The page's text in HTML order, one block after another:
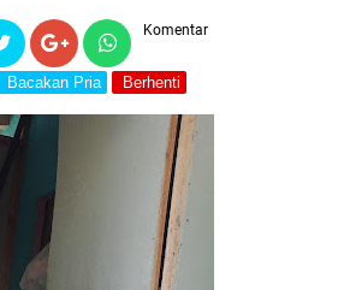
Komentar
Bacakan Pria Berhenti